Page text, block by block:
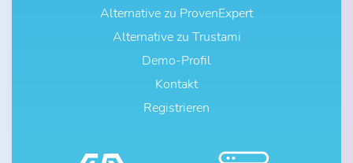
Alternative zu ProvenExpert
Alternative zu Trustami
Demo-Profil
Kontakt
Registrieren